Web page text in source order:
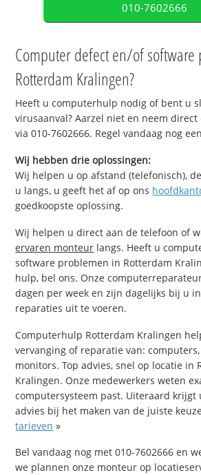
010-7602666
Computer defect en/of software
Rotterdam Kralingen?
Heeft u computerhulp nodig of bent u
virusaanval? Aarzel niet en neem
via 010-7602666. Regel vandaag nog
Wij hebben drie oplossingen:
Wij helpen u op afstand (telefonisch),
u langs, u geeft het af op ons
goedkoopste oplossing.
Wij helpen u direct aan de telefoon of
ervaren monteur langs. Heeft u
software problemen in Rotterdam
hulp, bel ons. Onze
dagen per week en zijn dagelijks bij u
reparaties uit te voeren.
Computerhulp Rotterdam Kralingen
vervanging of reparatie van:
monitors. Top advies, snel op locatie in
Kralingen. Onze medewerkers weten
computersysteem past. Uiteraard krijgt
advies bij het maken van de juiste
tarieven »
Bel vandaag nog met 010-7602666 en
we plannen onze monteur op